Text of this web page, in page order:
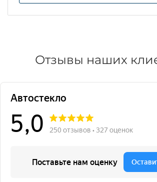
Отзывы наших